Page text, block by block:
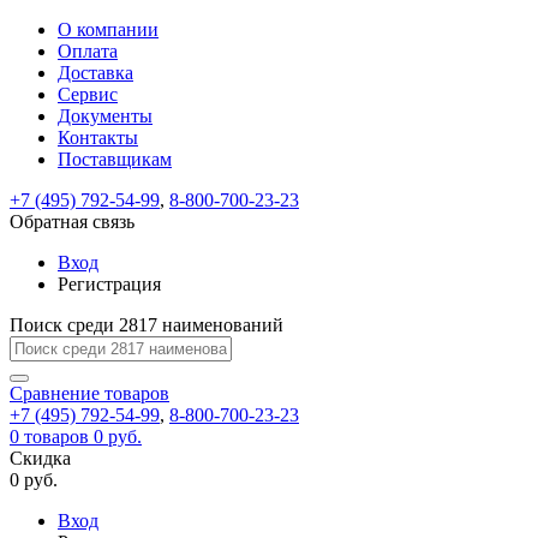
ВходРегистрация
Только
test@example.com
отправлена
по
ней
для
регистрации.
Ок
Только
Запомнить
меня
Забыли
Восстановление
пароля
Заполните
форму.
Мы
отправим
ссылку
на
указанный
электронный
адрес,
перейдя
по
которой
вы
новый
На
вашу
test@test.ru
отправлена
ссылка.
Перейдите
по
для
смены
пароля.
Введите
новый
пароль
Сменить
Пароль
успешно
Войти
Обратная
связь
Сообщение
пользовательского
соглашения
Ваше
сообщение
успешно
О компании
Оплата
Доставка
Сервис
Документы
Контакты
Поставщикам
+7 (495) 792-54-99, 8-800-700-23-23
Обратная связь
Вход
Регистрация
Поиск среди 2817 наименований
Сравнение товаров
+7 (495) 792-54-99, 8-800-700-23-23
0 товаров 0 руб.
Скидка
0 руб.
Вход